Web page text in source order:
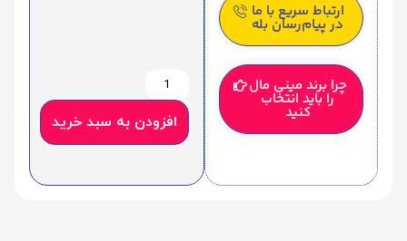
ارتباط سریع با ما
در پیام‌رسان بله
چرا برند مینی مال
را باید انتخاب
کنید افزودن به سبد خرید